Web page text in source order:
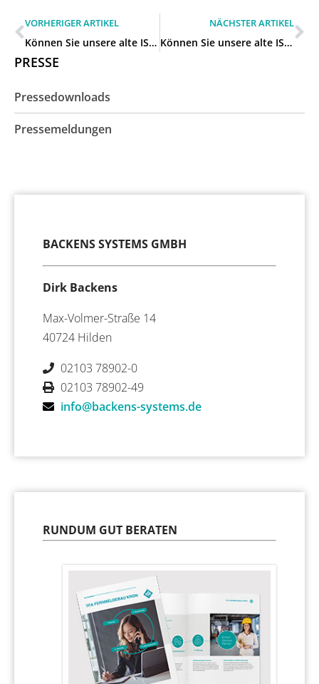
VORHERIGER ARTIKEL
Können Sie unsere alte ISDN-Anlage auf VoIP umstellen in Frechen?
NÄCHSTER ARTIKEL
Können Sie unsere alte ISDN-Anlage auf VoIP umstellen in Köln?
PRESSE
Pressedownloads
Pressemeldungen
BACKENS SYSTEMS GMBH
Dirk Backens
Max-Volmer-Straße 14
40724 Hilden
02103 78902-0
02103 78902-49
info@backens-systems.de
RUNDUM GUT BERATEN